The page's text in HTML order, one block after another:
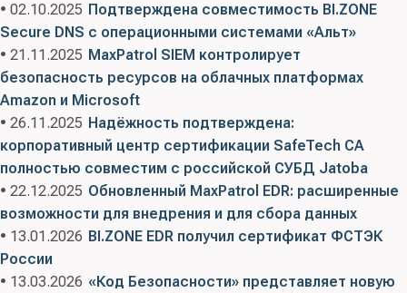
• 02.10.2025 Подтверждена совместимость BI.ZONE
Secure DNS с операционными системами «Альт»
• 21.11.2025 MaxPatrol SIEM контролирует
безопасность ресурсов на облачных платформах
Amazon и Microsoft
• 26.11.2025 Надёжность подтверждена:
корпоративный центр сертификации SafeTech CA
полностью совместим с российской СУБД Jatoba
• 22.12.2025 Обновленный MaxPatrol EDR: расширенные
возможности для внедрения и для сбора данных
• 13.01.2026 BI.ZONE EDR получил сертификат ФСТЭК
России
• 13.03.2026 «Код Безопасности» представляет новую